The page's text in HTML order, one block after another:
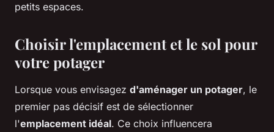
petits espaces.
Choisir l'emplacement et le sol pour
votre potager
Lorsque vous envisagez d'aménager un potager, le
premier pas décisif est de sélectionner
l'emplacement idéal. Ce choix influencera